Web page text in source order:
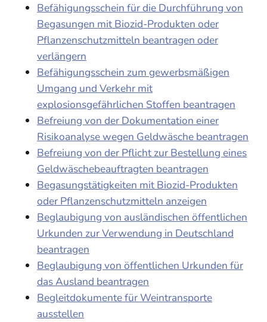
Befähigungsschein für die Durchführung von
Begasungen mit Biozid-Produkten oder
Pflanzenschutzmitteln beantragen oder
verlängern
Befähigungsschein zum gewerbsmäßigen
Umgang und Verkehr mit
explosionsgefährlichen Stoffen beantragen
Befreiung von der Dokumentation einer
Risikoanalyse wegen Geldwäsche beantragen
Befreiung von der Pflicht zur Bestellung eines
Geldwäschebeauftragten beantragen
Begasungstätigkeiten mit Biozid-Produkten
oder Pflanzenschutzmitteln anzeigen
Beglaubigung von ausländischen öffentlichen
Urkunden zur Verwendung in Deutschland
beantragen
Beglaubigung von öffentlichen Urkunden für
das Ausland beantragen
Begleitdokumente für Weintransporte
ausstellen